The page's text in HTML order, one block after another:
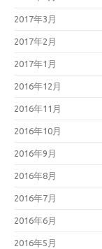
2017年3月
2017年2月
2017年1月
2016年12月
2016年11月
2016年10月
2016年9月
2016年8月
2016年7月
2016年6月
2016年5月